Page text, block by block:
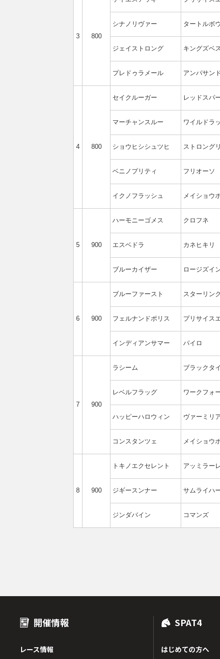
3 800
シナノリヴァー タートルボ
ジェイストロング キングズベ
プレドゥラメール アンパサン
4 800
セイクルーガー レッドスパ
マーチャンスルー ワイルドラ
ショウヒシシュツヒ ストロング
ベニノプリティ フリオーソ
イクノフラッシュ メイショウ
5 900
ハーモニーゴメス クロフネ
エスベドラ カネヒキリ
ブルーカイザー ロージズイ
6 900
ブルーファースト スターリン
フェルナンドポリス プリサイス
インディアンサマー パイロ
7 900
ラシーム ブラックタ
レベルフラッグ ワークフォ
ハッピーハロウィン ヴァーミリ
コンスタンツェ メイショウ
8 900
トキノエクセレント アッミラー
ジギースンナー サムライハ
ジンダバイン コマンズ
開催情報
レース情報
SPAT4
はじめての方へ